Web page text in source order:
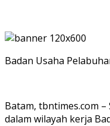
Badan Usaha
Batam, tbntimes.com
dalam wilayah kerja